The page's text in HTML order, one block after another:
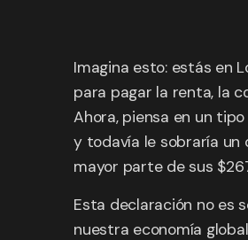
Imagina esto: estás en
para pagar la renta, la
Ahora, piensa en un
y todavía le sobraría un
mayor parte de sus
Esta declaración no es
nuestra economía